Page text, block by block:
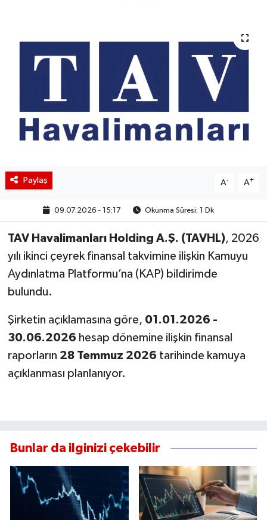
Paylaş A- A+
09.07.2026 - 15:17 Okunma Süresi: 1 Dk
TAV Havalimanları Holding A.Ş. (TAVHL), 2026
yılı ikinci çeyrek finansal takvimine ilişkin Kamuyu
Aydınlatma Platformu’na (KAP) bildirimde
bulundu.
Şirketin açıklamasına göre, 01.01.2026 -
30.06.2026 hesap dönemine ilişkin finansal
raporların 28 Temmuz 2026 tarihinde kamuya
açıklanması planlanıyor.
Bunlar da ilginizi çekebilir
Kiripto Para Piyasası
Gizlilik Sözleşmesi
Hakkımızda